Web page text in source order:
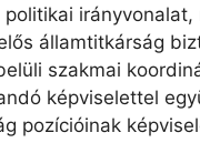
irányvonalat,
államtitkárság
szakmai
képviselettel
pozícióinak